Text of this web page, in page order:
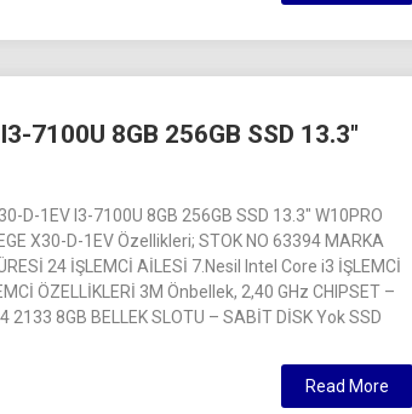
7100U 8GB 256GB SSD 13.3″
D-1EV I3-7100U 8GB 256GB SSD 13.3″ W10PRO
X30-D-1EV Özellikleri; STOK NO 63394 MARKA
24 İŞLEMCİ AİLESİ 7.Nesil Intel Core i3 İŞLEMCİ
ÖZELLİKLERİ 3M Önbellek, 2,40 GHz CHIPSET –
2133 8GB BELLEK SLOTU – SABİT DİSK Yok SSD
Read More